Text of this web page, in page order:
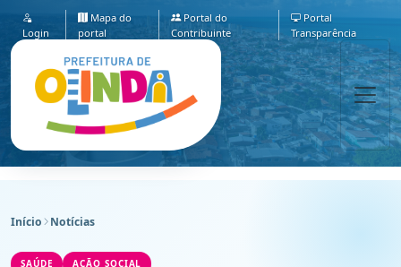
Login
Mapa do
portal
Portal do
Contribuinte
Portal
Transparência
Início Notícias
SAÚDE AÇÃO SOCIAL